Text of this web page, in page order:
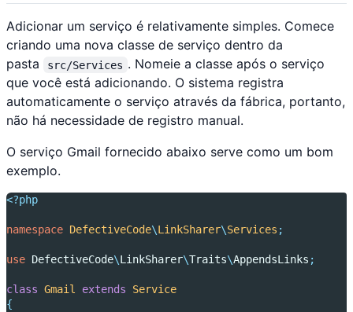
Adicionar um serviço é relativamente simples. Comece
criando uma nova classe de serviço dentro da
pasta
src/Services . Nomeie a classe após o serviço
que você está adicionando. O sistema registra
automaticamente o serviço através da fábrica, portanto,
não há necessidade de registro manual.
O serviço Gmail fornecido abaixo serve como um bom
exemplo.
<?php
namespace DefectiveCode\LinkSharer\Services ;
use DefectiveCode\LinkSharer\Traits\AppendsLinks ;
class Gmail extends
Service
{